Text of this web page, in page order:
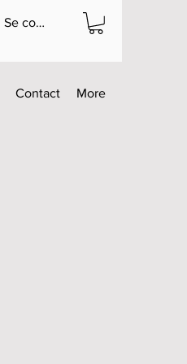
Se connecter
Contact More